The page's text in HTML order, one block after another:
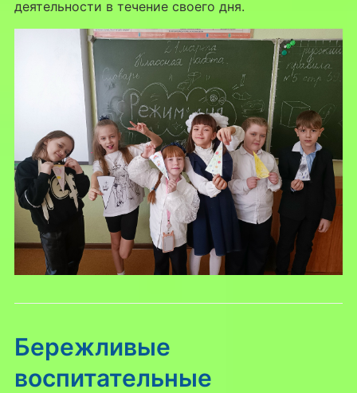
деятельности в течение своего дня.
Бережливые
воспитательные